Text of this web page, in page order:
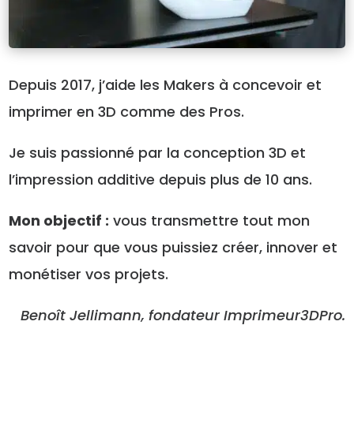
Depuis 2017, j’aide les Makers à concevoir et
imprimer en 3D comme des Pros.
Je suis passionné par la conception 3D et
l’impression additive depuis plus de 10 ans.
Mon objectif : vous transmettre tout mon
savoir pour que vous puissiez créer, innover et
monétiser vos projets.
Benoît Jellimann, fondateur Imprimeur3DPro.